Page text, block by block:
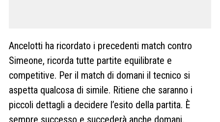
Ancelotti ha ricordato i precedenti match contro
Simeone, ricorda tutte partite equilibrate e
competitive. Per il match di domani il tecnico si
aspetta qualcosa di simile. Ritiene che saranno i
piccoli dettagli a decidere l’esito della partita. È